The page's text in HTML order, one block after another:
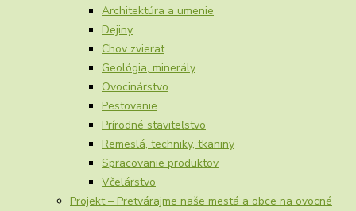
Architektúra a umenie
Dejiny
Chov zvierat
Geológia, minerály
Ovocinárstvo
Pestovanie
Prírodné staviteľstvo
Remeslá, techniky, tkaniny
Spracovanie produktov
Včelárstvo
Projekt – Pretvárajme naše mestá a obce na ovocné